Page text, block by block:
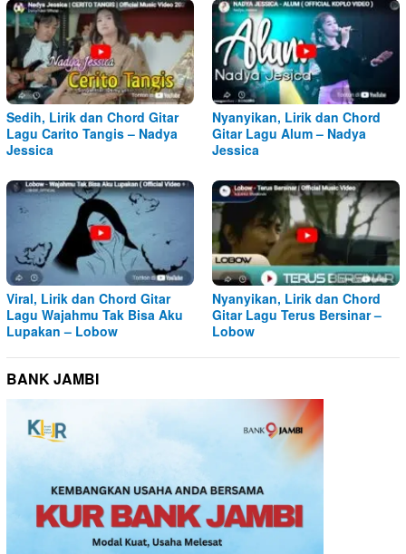
Sedih, Lirik dan Chord Gitar
Lagu Carito Tangis – Nadya
Jessica
Nyanyikan, Lirik dan Chord
Gitar Lagu Alum – Nadya
Jessica
Viral, Lirik dan Chord Gitar
Lagu Wajahmu Tak Bisa Aku
Lupakan – Lobow
Nyanyikan, Lirik dan Chord
Gitar Lagu Terus Bersinar –
Lobow
BANK JAMBI